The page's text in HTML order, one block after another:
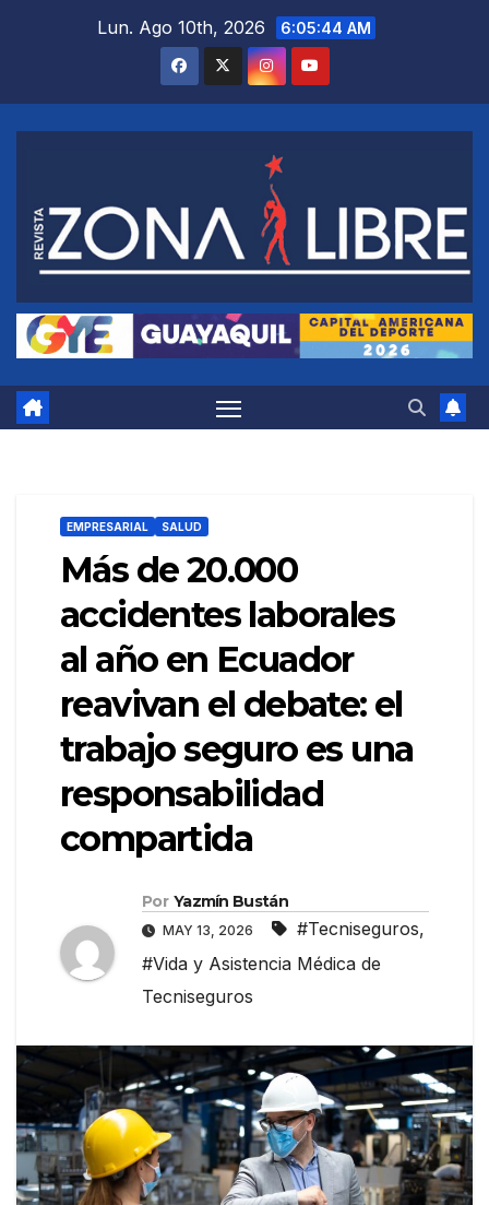
Lun. Ago 10th, 2026 6:05:45 AM
EMPRESARIAL SALUD
Más de 20.000
accidentes laborales
al año en Ecuador
reavivan el debate: el
trabajo seguro es una
responsabilidad
compartida
Por Yazmín Bustán
MAY 13, 2026 #Tecniseguros,
#Vida y Asistencia Médica de
Tecniseguros